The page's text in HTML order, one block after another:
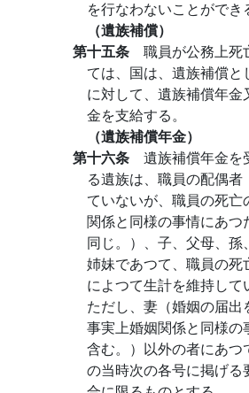
を行なわないことができ
（遺族補償）
第十五条 職員が公務上死
ては、国は、遺族補償
に対して、遺族補償年
金を支給する。
（遺族補償年金）
第十六条 遺族補償年金を
る遺族は、職員の配偶者
ていないが、職員の死亡
関係と同様の事情にあつ
同じ。）、子、父母、孫
姉妹であつて、職員の死
によつて生計を維持して
ただし、妻（婚姻の届出
事実上婚姻関係と同様の
含む。）以外の者にあつ
の当時次の各号に掲げる